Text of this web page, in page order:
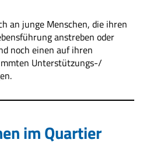
an junge Menschen, die ihren
anstreben oder
noch einen auf ihren
Unterstützungs-/
im Quartier